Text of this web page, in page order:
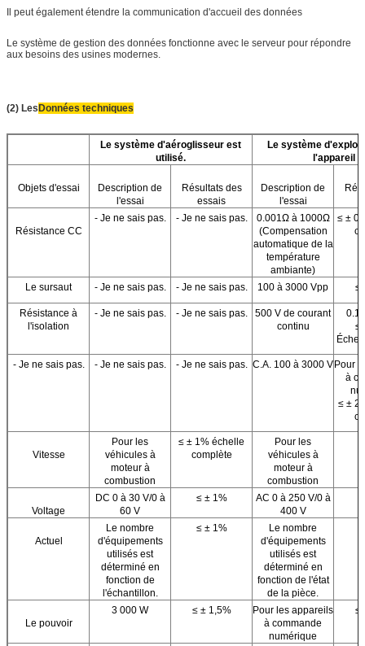
Il peut également étendre la communication d'accueil des données
Le système de gestion des données fonctionne avec le serveur pour répondre
aux besoins des usines modernes.
(2) LesDonnées techniques
Le système d'aéroglisseur est
utilisé.
Le système
l'appareil
Objets d'essai
Description de
l'essai
Résultats des
essais
Description de
l'essai
Résistance CC
- Je ne sais pas. - Je ne sais pas.
0.001Ω à 1000Ω
(Compensation
automatique de la
température
ambiante)
≤ ±
Le sursaut - Je ne sais pas. - Je ne sais pas. 100 à 3000 Vpp ≤
Résistance à
l'isolation
- Je ne sais pas. - Je ne sais pas.
500 V de courant
continu
0.1
≤
- Je ne sais pas. - Je ne sais pas. - Je ne sais pas. C.A. 100 à 3000 VPour
à
≤ ±
Vitesse
Pour les
véhicules à
moteur à
combustion
≤ ± 1% échelle
complète
Pour les
véhicules à
moteur à
combustion
Voltage
DC 0 à 30 V/0 à
60 V
≤ ± 1%
AC 0 à 250 V/0 à
400 V
Actuel
Le nombre
d'équipements
utilisés est
déterminé en
fonction de
l'échantillon.
≤ ± 1%
Le nombre
d'équipements
utilisés est
déterminé en
fonction de l'état
de la pièce.
Le pouvoir
3 000 W ≤ ± 1,5%
Pour les appareils
à commande
numérique
≤